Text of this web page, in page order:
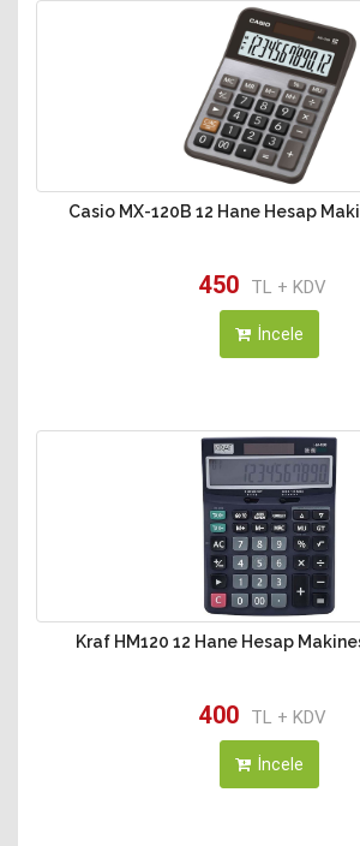
Casio MX-120B 12 Hane Hesap
450 TL + KDV
İncele
Kraf HM120 12 Hane Hesap
400 TL + KDV
İncele